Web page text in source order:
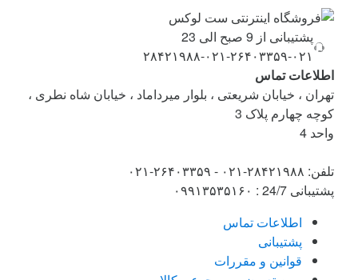
Brands
Carousel
پشتیبانی از 9 صبح الی 23
۰۲۱-۲۶۴۰۳۳۵۹-۰۲۱-۲۸۴۲۱۹۸۸
اطلاعات تماس
تهران ، خیابان شریعتی ، بلوار میرداماد ، خیابان شاه نطری ،
کوچه چهارم پلاک 3
واحد 4
تلفن: ۲۸۴۲۱۹۸۸-۰۲۱ - ۲۶۴۰۳۳۵۹-۰۲۱
پشتیبانی 24/7 : ۰۹۹۱۳۵۳۵۱۶۰
اطلاعات تماس
پشتیبانی
قوانین و مقررات